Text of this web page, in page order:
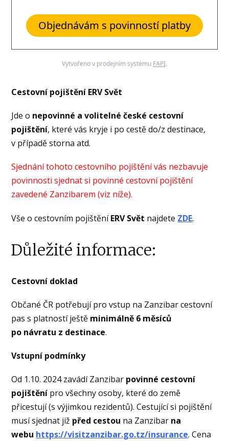
Objednávám s povinností platby
Vytvořeno v prodejním systému FAPI.
Cestovní pojištění ERV Svět
Jde o nepovinné a volitelné české cestovní
pojištění, které vás kryje i po cestě do/z destinace,
v případě storna atd.
Sjednání tohoto cestovního pojištění vás nezbavuje
povinnosti sjednat si povinné cestovní pojištění
zavedené Zanzibarem (viz níže).
Vše o cestovním pojištěníERV Svět najdete ZDE.
Důležité informace:
Cestovní doklad
Občané ČR potřebují pro vstup na Zanzibar cestovní
pas s platností ještě minimálně 6 měsíců
po návratu z destinace.
Vstupní podmínky
Od 1.10. 2024 zavádí Zanzibar povinné cestovní
pojištění pro všechny osoby, které do země
přicestují (s výjimkou rezidentů). Cestující si pojištění
musí sjednat již před cestou na Zanzibar na
webu https://visitzanzibar.go.tz/insurance. Cena